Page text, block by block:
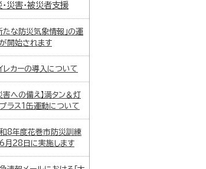
・災害・被災者支援
たな防災気象情報」の運
開始されます
レカーの導入について
害への備え】満タン＆灯
ラス1缶運動について
8年度花巻市防災訓練
月28日に実施します